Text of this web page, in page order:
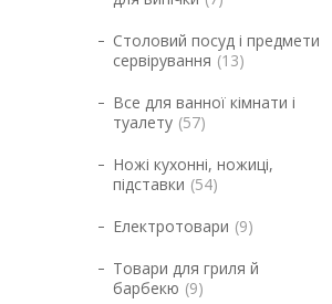
Столовий посуд і предмети
сервірування 13
Все для ванної кімнати і
туалету 57
Ножі кухонні, ножиці,
підставки 54
Електротовари 9
Товари для гриля й
барбекю 9